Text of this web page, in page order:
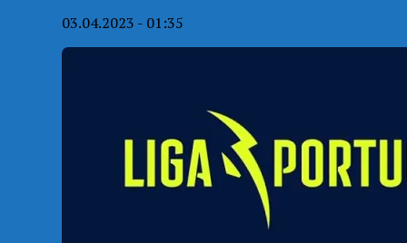
03.04.2023 - 01:35